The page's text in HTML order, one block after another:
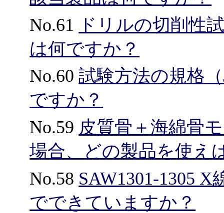
No.61
ドリルの切削性
は何ですか？
No.60試験方法の規格
ですか？
No.59 皮質骨＋海綿骨
場合、どの製品を使え
No.58 SAW1301-1305
でできていますか？